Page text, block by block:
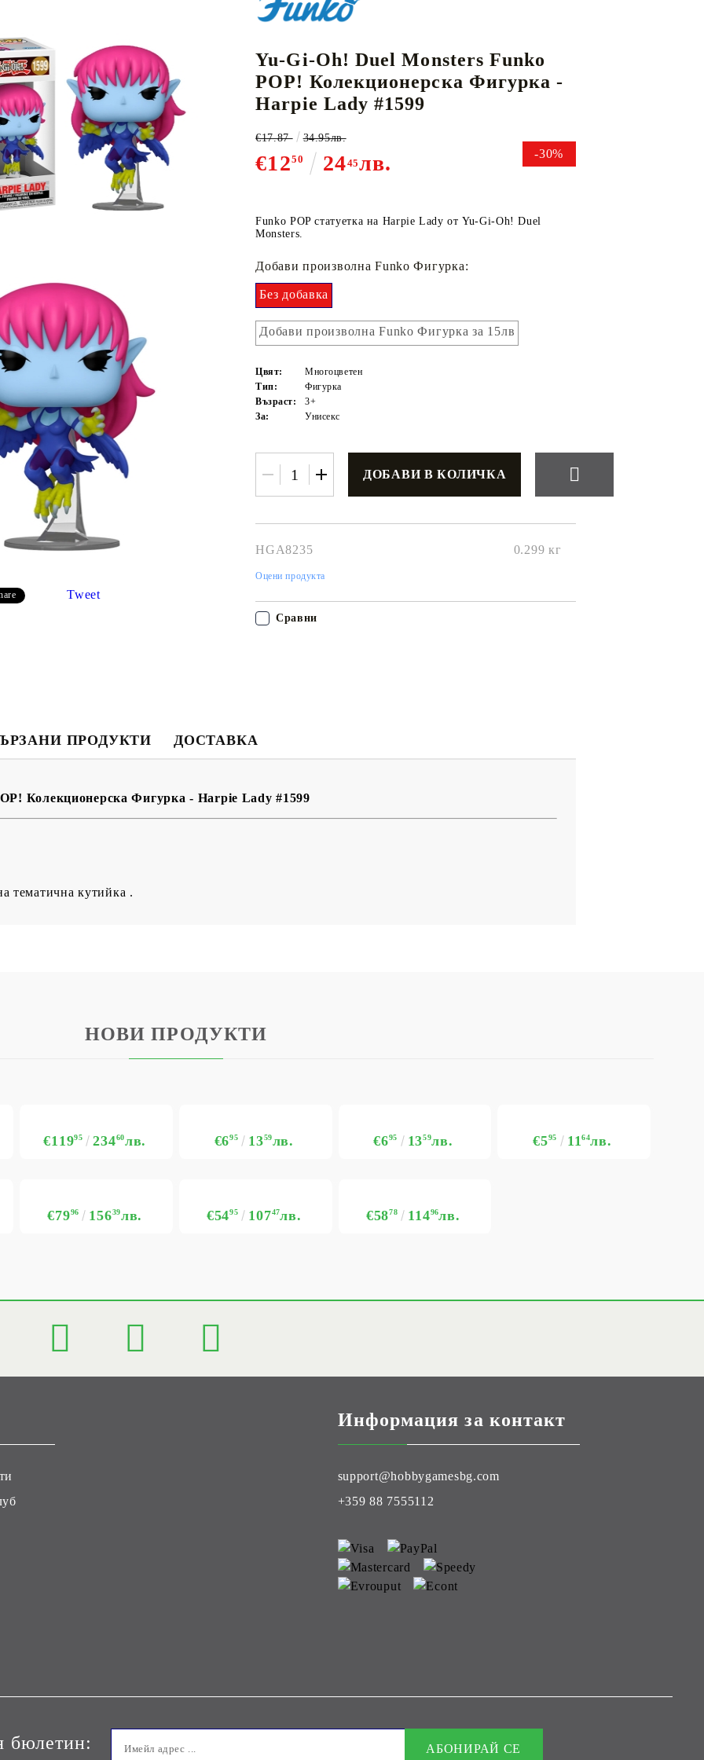
Вход
CARD GAME LORCANA
RIFTBOUND: LEAGUE OF LEGENDS
TCG
АКСЕСОАРИ ЗА КАРТОВИ
ИГРИ
Кутии за съхранение
НАСИПНИ КАРТИ GUNDAM CARD GAME
К-ПОП ДРУГИ
Tweet
Yu-Gi-Oh! Duel Monsters Funko
POP! Колекционерска Фигурка -
Harpie Lady #1599
-30%
€1250 2445лв.
€17.87 34.95лв.
Funko POP статуетка на Harpie Lady от Yu-Gi-Oh! Duel
Monsters.
Добави произволна Funko Фигурка:
Без добавка
Добави произволна Funko Фигурка за 15лв
Цвят:
Многоцветен
Тип:
Фигурка
Възраст:
3+
За:
Унисекс
HGA8235 0.299 кг
Оцени продукта
Сравни
ПРОДУКТИ ДОСТАВКА
Колекционерска Фигурка - Harpie Lady #1599
тематична кутийка .
НОВИ ПРОДУКТИ
€11995 23460лв. €695 1359лв. €695 1359лв. €595 1164лв.
€7996 15639лв. €5495 10747лв. €5878 11496лв.
Информация за контакт
support@hobbygamesbg.com
+359 88 7555112
бюлетин: